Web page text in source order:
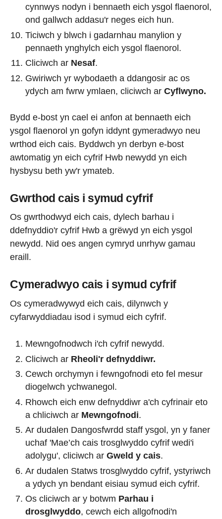
cynnwys nodyn i bennaeth eich ysgol flaenorol,
ond gallwch addasu'r neges eich hun.
Ticiwch y blwch i gadarnhau manylion y
pennaeth ynghylch eich ysgol flaenorol.
Cliciwch ar Nesaf.
Gwiriwch yr wybodaeth a ddangosir ac os
ydych am fwrw ymlaen, cliciwch ar Cyflwyno.
Bydd e-bost yn cael ei anfon at bennaeth eich
ysgol flaenorol yn gofyn iddynt gymeradwyo neu
wrthod eich cais. Byddwch yn derbyn e-bost
awtomatig yn eich cyfrif Hwb newydd yn eich
hysbysu beth yw'r ymateb.
Gwrthod cais i symud cyfrif
Os gwrthodwyd eich cais, dylech barhau i
ddefnyddio'r cyfrif Hwb a grëwyd yn eich ysgol
newydd. Nid oes angen cymryd unrhyw gamau
eraill.
Cymeradwyo cais i symud cyfrif
Os cymeradwywyd eich cais, dilynwch y
cyfarwyddiadau isod i symud eich cyfrif.
Mewngofnodwch i'ch cyfrif newydd.
Cliciwch ar Rheoli'r defnyddiwr.
Cewch orchymyn i fewngofnodi eto fel mesur
diogelwch ychwanegol.
Rhowch eich enw defnyddiwr a'ch cyfrinair eto
a chliciwch ar Mewngofnodi.
Ar dudalen Dangosfwrdd staff ysgol, yn y faner
uchaf 'Mae’ch cais trosglwyddo cyfrif wedi'i
adolygu', cliciwch ar Gweld y cais.
Ar dudalen Statws trosglwyddo cyfrif, ystyriwch
a ydych yn bendant eisiau symud eich cyfrif.
Os cliciwch ar y botwm Parhau i
drosglwyddo, cewch eich allgofnodi'n